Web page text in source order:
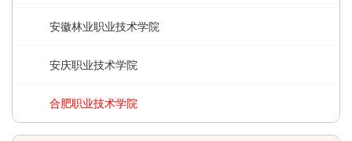
安徽林业职业技术学院
安庆职业技术学院
合肥职业技术学院